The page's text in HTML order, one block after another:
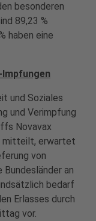
besonderen
89,23 %
haben eine
und Soziales
und Verimpfung
Novavax
mitteilt, erwartet
von
an
bedarf
Erlasses durch
vor.